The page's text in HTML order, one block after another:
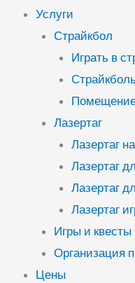
Услуги
Страйкбол
Играть в
Лазертаг
Лазертаг
Лазертаг
Лазертаг
Лазертаг
Игры и квесты
Организация
Цены